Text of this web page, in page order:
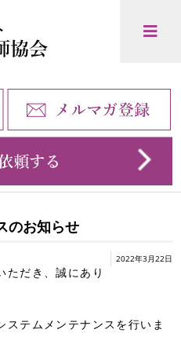
のお知らせ
2022年3月22日
ただき、誠にあり
ステムメンテナンスを行いま